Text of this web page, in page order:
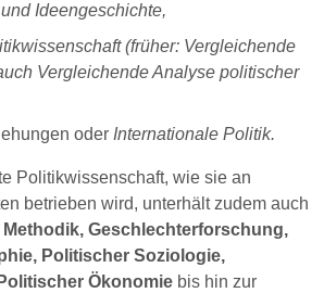
Ideengeschichte,
(früher: Vergleichende
Vergleichende Analyse politischer
oderInternationale Politik.
Politikwissenschaft, wie sie an
betrieben wird, unterhält zudem auch
Methodik, Geschlechterforschung,
Politischer Soziologie,
Ökonomie bis hin zur